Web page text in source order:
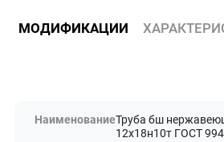
МОДИФИКАЦИИ
Труба бш
12х18н10т ГОСТ